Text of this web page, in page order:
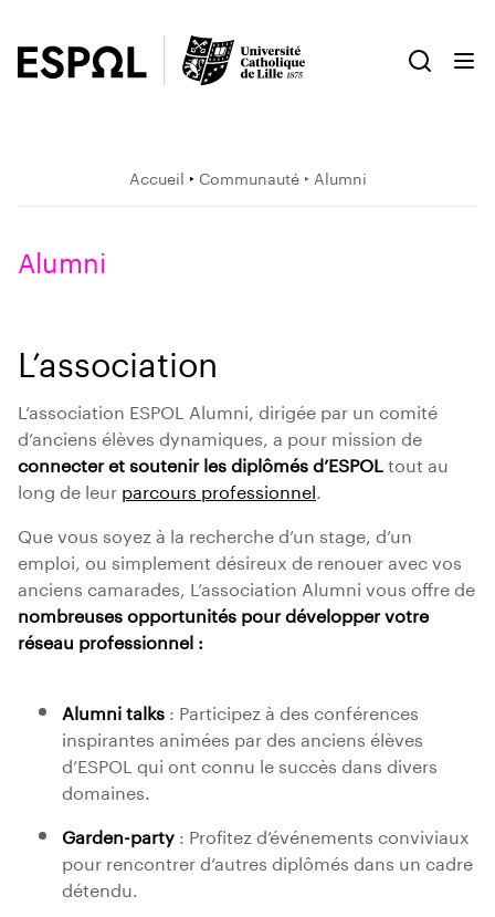
Accueil ‣ Communauté ‣ Alumni
Alumni
L’association
L’association ESPOL Alumni, dirigée par un comité
d’anciens élèves dynamiques, a pour mission de
connecter et soutenir les diplômés d’ESPOLtout au
long de leur parcours professionnel.
Que vous soyez à la recherche d’un stage, d’un
emploi, ou simplement désireux de renouer avec vos
anciens camarades, L’association Alumni vous offre de
nombreuses opportunités pour développer votre
réseau professionnel :
Alumni talks : Participez à des conférences
inspirantes animées par des anciens élèves
d’ESPOL qui ont connu le succès dans divers
domaines.
Garden-party : Profitez d’événements conviviaux
pour rencontrer d’autres diplômés dans un cadre
détendu.